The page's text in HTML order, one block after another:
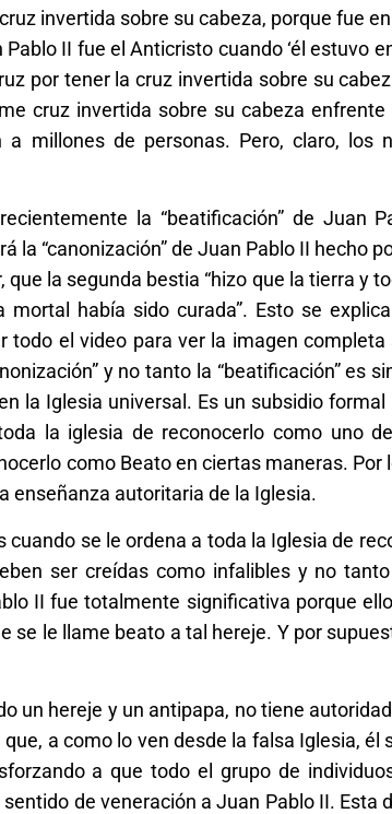
invertida sobre su cabeza, porque fue
II fue el Anticristo cuando ‘él estuvo
por tener la cruz invertida sobre su
cruz invertida sobre su cabeza
a millones de personas. Pero, claro, los
la “beatificación” de Juan
la “canonización” de Juan Pablo II hecho
que la segunda bestia “hizo que la tierra y
mortal había sido curada”. Esto se
todo el video para ver la imagen
y no tanto la “beatificación” es
la Iglesia universal. Es un subsidio
la iglesia de reconocerlo como uno
como Beato en ciertas maneras.
enseñanza autoritaria de la Iglesia.
cuando se le ordena a toda la Iglesia de
ser creídas como infalibles y no
II fue totalmente significativa porque
se le llame beato a tal hereje. Y por
un hereje y un antipapa, no tiene
a como lo ven desde la falsa Iglesia, él
a que todo el grupo de
de veneración a Juan Pablo II. Esta